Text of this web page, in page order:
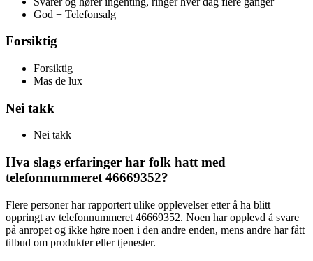
God + Telefonsalg
Forsiktig
Forsiktig
Mas de lux
Nei takk
Nei takk
Hva slags erfaringer har folk hatt med
telefonnummeret 46669352?
Flere personer har rapportert ulike opplevelser etter å ha blitt
oppringt av telefonnummeret 46669352. Noen har opplevd å svare
på anropet og ikke høre noen i den andre enden, mens andre har fått
tilbud om produkter eller tjenester.